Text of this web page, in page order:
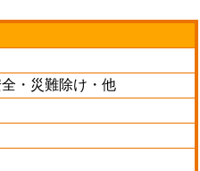
・災難除け・他